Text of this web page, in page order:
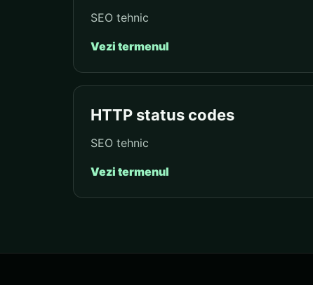
SEO tehnic
Vezi termenul
HTTP status codes
SEO tehnic
Vezi termenul